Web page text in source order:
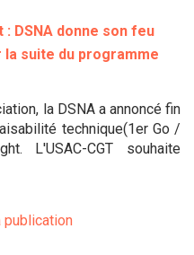
: DSNA donne son feu
suite du programme
la DSNA a annoncé fin
technique(1er Go /
L'USAC-CGT souhaite
publication